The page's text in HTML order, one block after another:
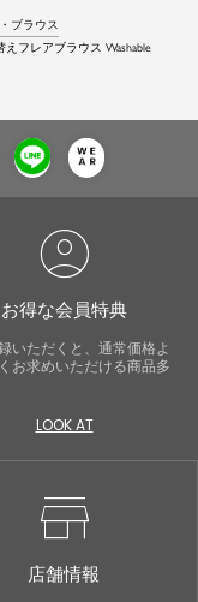
ブラウス
えフレアブラウス Washable
account_circle
お得な会員特典
いただくと、通常価格よ
お求めいただける商品多
LOOK AT
store
店舗情報